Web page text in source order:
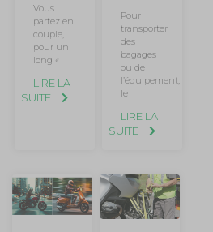
Vous
partez en
couple,
pour un
long «
LIRE LA
SUITE
Pour
transporter
des
bagages
ou de
l’équipement,
le
LIRE LA
SUITE